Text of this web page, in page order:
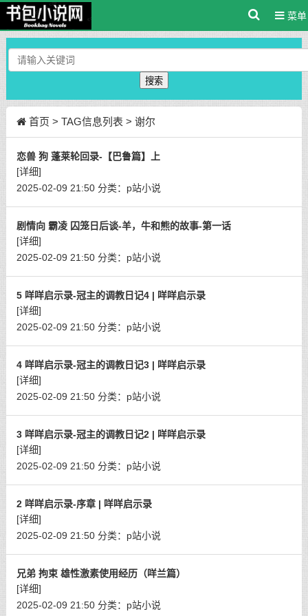
菜单
搜索
首页 > TAG信息列表 > 谢尔
恋兽 狗 蓬莱轮回录-【巴鲁篇】上
[详细]
2025-02-09 21:50 分类： p站小说
剧情向 霸凌 囚笼日后谈-羊，牛和熊的故事-第一话
[详细]
2025-02-09 21:50 分类： p站小说
5 咩咩启示录-冠主的调教日记4 | 咩咩启示录
[详细]
2025-02-09 21:50 分类： p站小说
4 咩咩启示录-冠主的调教日记3 | 咩咩启示录
[详细]
2025-02-09 21:50 分类： p站小说
3 咩咩启示录-冠主的调教日记2 | 咩咩启示录
[详细]
2025-02-09 21:50 分类： p站小说
2 咩咩启示录-序章 | 咩咩启示录
[详细]
2025-02-09 21:50 分类： p站小说
兄弟 拘束 雄性激素使用经历（咩兰篇）
[详细]
2025-02-09 21:50 分类： p站小说